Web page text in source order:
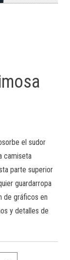
el sudor
camiseta
parte superior
guardarropa
de gráficos en
y detalles de